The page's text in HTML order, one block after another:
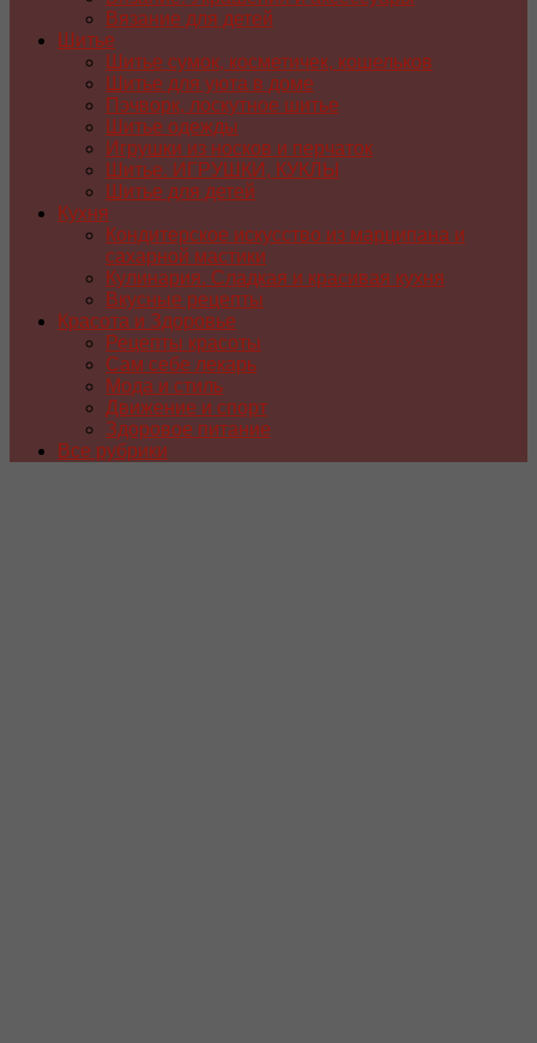
Вязание для детей
Шитье
Шитье сумок, косметичек, кошельков
Шитье для уюта в доме
Пэчворк, лоскутное шитье
Шитье одежды
Игрушки из носков и перчаток
Шитье. ИГРУШКИ, КУКЛЫ
Шитье для детей
Кухня
Кондитерское искусство из марципана и
сахарной мастики
Кулинария. Сладкая и красивая кухня
Вкусные рецепты
Красота и Здоровье
Рецепты красоты
Сам себе лекарь
Мода и стиль
Движение и спорт
Здоровое питание
Все рубрики